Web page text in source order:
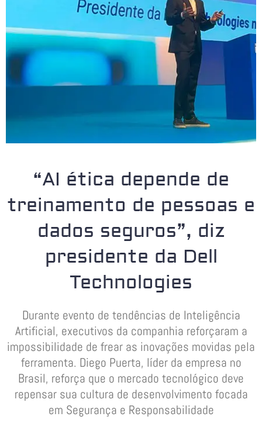
“AI ética depende de
treinamento de pessoas e
dados seguros”, diz
presidente da Dell
Technologies
Durante evento de tendências de Inteligência
Artificial, executivos da companhia reforçaram a
impossibilidade de frear as inovações movidas pela
ferramenta. Diego Puerta, líder da empresa no
Brasil, reforça que o mercado tecnológico deve
repensar sua cultura de desenvolvimento focada
em Segurança e Responsabilidade